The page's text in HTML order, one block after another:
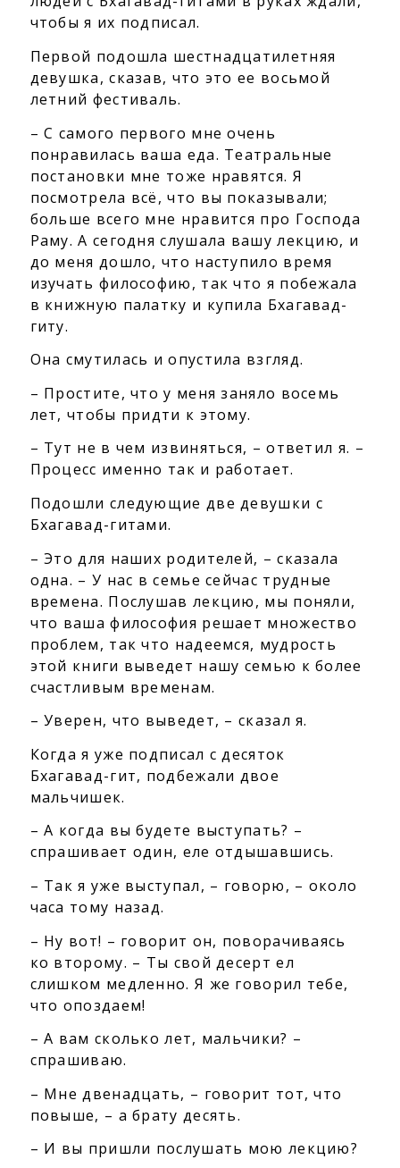
чтобы я их подписал.
Первой подошла шестнадцатилетняя
девушка, сказав, что это ее восьмой
летний фестиваль.
– С самого первого мне очень
понравилась ваша еда. Театральные
постановки мне тоже нравятся. Я
посмотрела всё, что вы показывали;
больше всего мне нравится про Господа
Раму. А сегодня слушала вашу лекцию, и
до меня дошло, что наступило время
изучать философию, так что я побежала
в книжную палатку и купила Бхагавад-
гиту.
Она смутилась и опустила взгляд.
– Простите, что у меня заняло восемь
лет, чтобы придти к этому.
– Тут не в чем извиняться, – ответил я. –
Процесс именно так и работает.
Подошли следующие две девушки с
Бхагавад-гитами.
– Это для наших родителей, – сказала
одна. – У нас в семье сейчас трудные
времена. Послушав лекцию, мы поняли,
что ваша философия решает множество
проблем, так что надеемся, мудрость
этой книги выведет нашу семью к более
счастливым временам.
– Уверен, что выведет, – сказал я.
Когда я уже подписал с десяток
Бхагавад-гит, подбежали двое
мальчишек.
– А когда вы будете выступать? –
спрашивает один, еле отдышавшись.
– Так я уже выступал, – говорю, – около
часа тому назад.
– Ну вот! – говорит он, поворачиваясь
ко второму. – Ты свой десерт ел
слишком медленно. Я же говорил тебе,
что опоздаем!
– А вам сколько лет, мальчики? –
спрашиваю.
– Мне двенадцать, – говорит тот, что
повыше, – а брату десять.
– И вы пришли послушать мою лекцию?